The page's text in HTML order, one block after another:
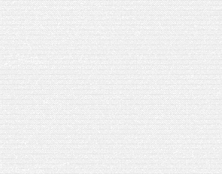
BIOTYFULL BOX DES MOIS DE FÉVRIER ET
MARS 2024 FEAT. AKILA
[VIDÉO] LA SÉLECTION DU MOIS
#JANVIER2024
[VIDÉO] HELLOFRESH #34 : IDÉES
RECETTES RISOTTO